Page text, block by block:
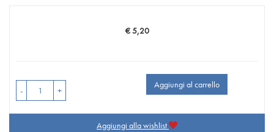
Prezzo
€ 5,20
- +
Aggiungi al carrello
Aggiungi alla wishlist